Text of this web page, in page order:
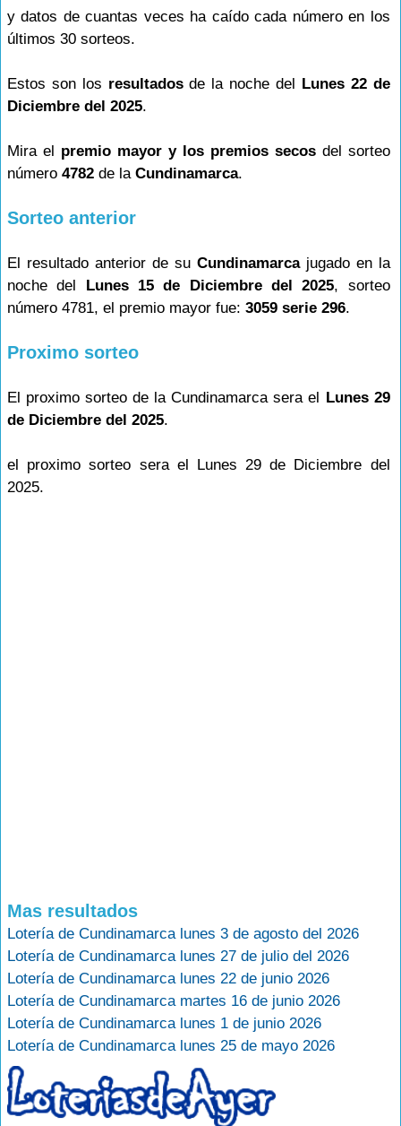
y datos de cuantas veces ha caído cada número en los
últimos 30 sorteos.
Estos son los resultadosde la noche del Lunes 22 de
Diciembre del 2025.
Mira el premio mayor y los premios secosdel sorteo
número 4782 de la Cundinamarca.
Sorteo anterior
El resultado anterior de su Cundinamarcajugado en la
noche del Lunes 15 de Diciembre del 2025, sorteo
número 4781, el premio mayor fue: 3059 serie 296.
Proximo sorteo
El proximo sorteo de la Cundinamarca sera el Lunes 29
de Diciembre del 2025.
el proximo sorteo sera el Lunes 29 de Diciembre del
2025.
Mas resultados
Lotería de Cundinamarca lunes 3 de agosto del 2026
Lotería de Cundinamarca lunes 27 de julio del 2026
Lotería de Cundinamarca lunes 22 de junio 2026
Lotería de Cundinamarca martes 16 de junio 2026
Lotería de Cundinamarca lunes 1 de junio 2026
Lotería de Cundinamarca lunes 25 de mayo 2026